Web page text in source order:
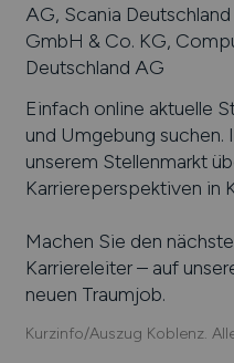
AG, Scania
GmbH & Co. KG,
Deutschland AG
Einfach online aktuelle
und Umgebung
unserem Stellenmarkt
Karriereperspektiven in
Machen Sie den
Karriereleiter – auf
neuen Traumjob.
Kurzinfo/Auszug Koblenz.